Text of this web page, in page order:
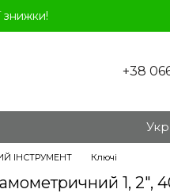
знижки!
+38
Укр
ІНСТРУМЕНТ Ключі
1, 2",